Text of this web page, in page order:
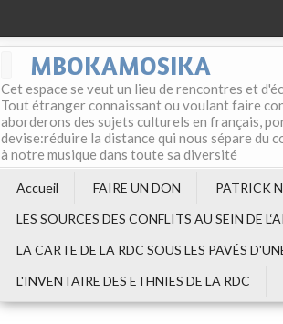
MBOKAMOSIKA
Cet espace se veut un lieu de rencontres et
Tout étranger connaissant ou voulant faire
aborderons des sujets culturels en français,
devise:réduire la distance qui nous sépare du
à notre musique dans toute sa diversité
Accueil FAIRE UN DON
PATRICK
LES SOURCES DES CONFLITS AU SEIN DE
LA CARTE DE LA RDC SOUS LES PAVÉS
L'INVENTAIRE DES ETHNIES DE LA RDC